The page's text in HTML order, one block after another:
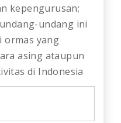
kepengurusan;
undang ini
ormas yang
asing ataupun
di Indonesia